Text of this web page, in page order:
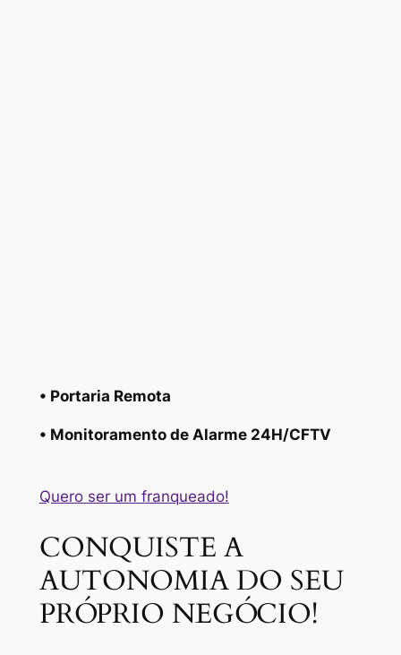
• Portaria Remota
• Monitoramento de Alarme 24H/CFTV
Quero ser um franqueado!
CONQUISTE A
AUTONOMIA DO SEU
PRÓPRIO NEGÓCIO!